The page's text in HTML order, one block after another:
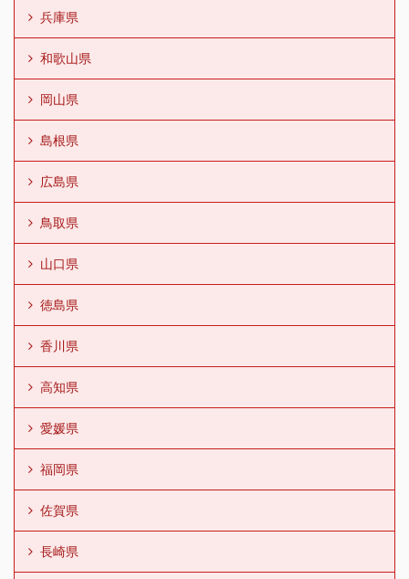
兵庫県
和歌山県
岡山県
島根県
広島県
鳥取県
山口県
徳島県
香川県
高知県
愛媛県
福岡県
佐賀県
長崎県